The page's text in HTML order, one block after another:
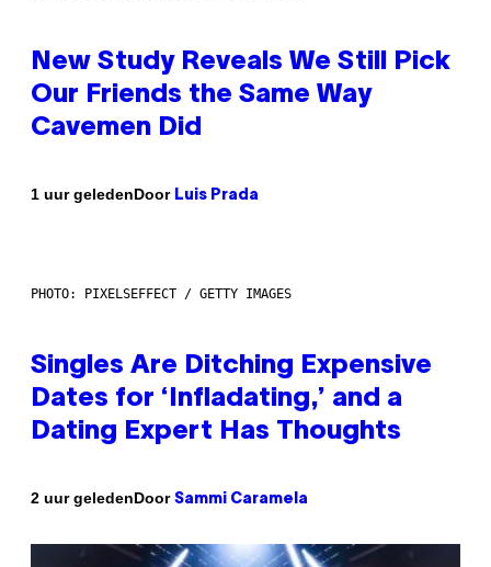
New Study Reveals We Still Pick
Our Friends the Same Way
Cavemen Did
1 uur geledenDoor Luis Prada
PHOTO: PIXELSEFFECT / GETTY IMAGES
Singles Are Ditching Expensive
Dates for ‘Infladating,’ and a
Dating Expert Has Thoughts
2 uur geledenDoor Sammi Caramela